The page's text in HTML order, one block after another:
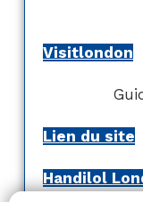
Visitlondon
Lien du site
Handilol